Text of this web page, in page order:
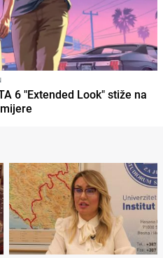
6 "Extended Look" stiže na